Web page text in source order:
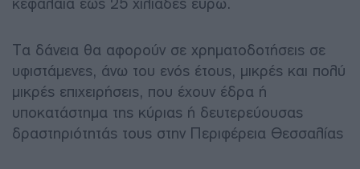
Τα δάνεια θα αφορούν σε χρηματοδοτήσεις σε
υφιστάμενες, άνω του ενός έτους, μικρές και πολύ
μικρές επιχειρήσεις, που έχουν έδρα ή
υποκατάστημα της κύριας ή δευτερεύουσας
δραστηριότητάς τους στην Περιφέρεια Θεσσαλίας